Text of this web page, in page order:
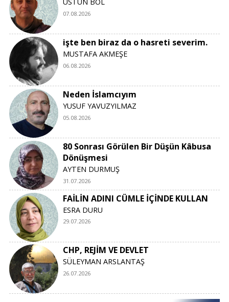
ÜSTÜN BOL
07.08.2026
işte ben biraz da o hasreti severim.
MUSTAFA AKMEŞE
06.08.2026
Neden İslamcıyım
YUSUF YAVUZYILMAZ
05.08.2026
80 Sonrası Görülen Bir Düşün Kâbusa
Dönüşmesi
AYTEN DURMUŞ
31.07.2026
FAİLİN ADINI CÜMLE İÇİNDE KULLAN
ESRA DURU
29.07.2026
CHP, REJİM VE DEVLET
SÜLEYMAN ARSLANTAŞ
26.07.2026